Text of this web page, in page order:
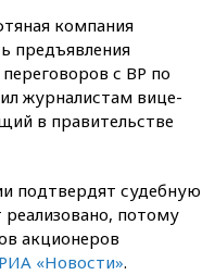
компания
предъявления
с BP по
журналистам вице-
в правительстве
подтвердят судебную
реализовано, потому
акционеров
РИА «Новости».